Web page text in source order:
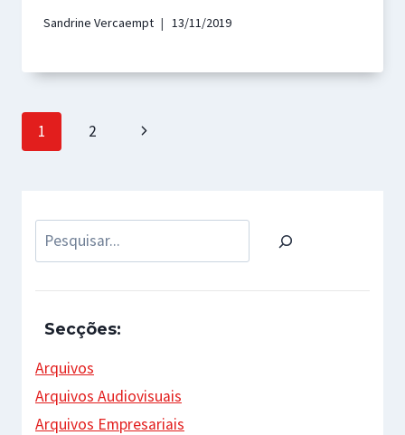
Sandrine Vercaempt 13/11/2019
Page
1 2
Next
Pesquisar
Secções:
Arquivos
Arquivos Audiovisuais
Arquivos Empresariais